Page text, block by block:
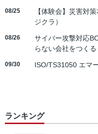
08/25
【体験会】災害対
ジクラ）
08/26
サイバー攻撃対応
らない会社をつくる
09/30 ISO/TS31050 エマ
ランキング